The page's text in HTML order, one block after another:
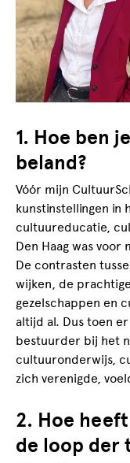
1. Hoe ben
beland?
Vóór mijn
kunstinstellingen in
cultuureducatie,
Den Haag was
De contrasten
wijken, de
gezelschappen en
altijd al. Dus toen
bestuurder bij het
cultuuronderwijs,
zich verenigde,
2. Hoe
de loop der